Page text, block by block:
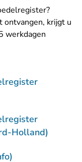
ontvangen, krijgt u
werkdagen
Holland)